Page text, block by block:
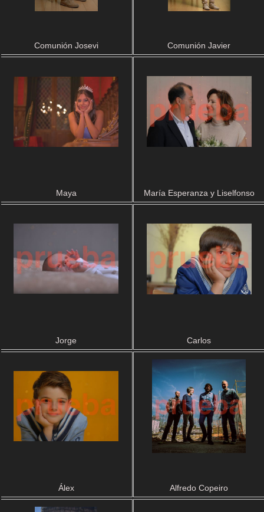
Comunión Josevi Comunión Javier
Maya María Esperanza y Liselfonso
Jorge Carlos
Álex Alfredo Copeiro